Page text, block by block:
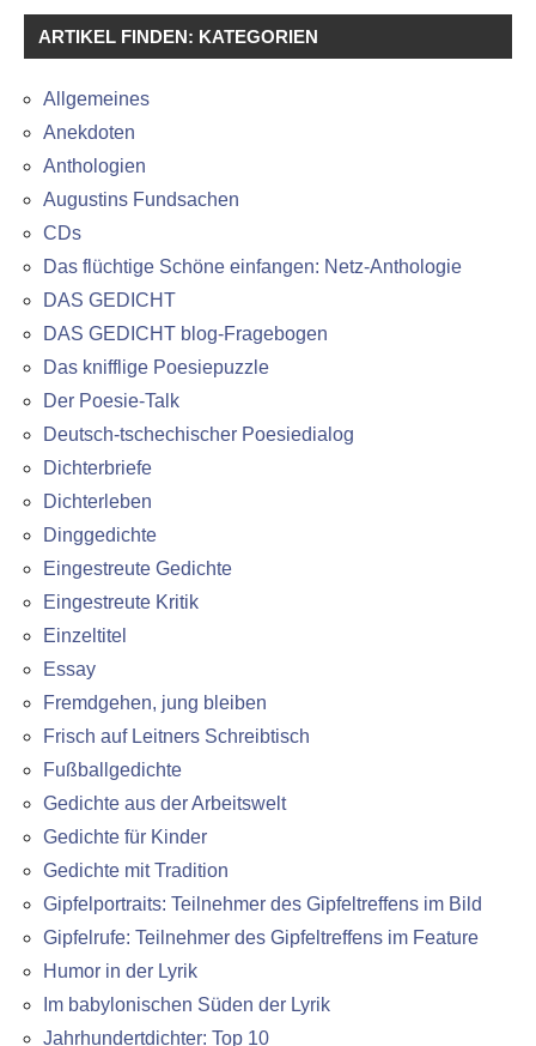
ARTIKEL FINDEN: KATEGORIEN
Allgemeines
Anekdoten
Anthologien
Augustins Fundsachen
CDs
Das flüchtige Schöne einfangen: Netz-Anthologie
DAS GEDICHT
DAS GEDICHT blog-Fragebogen
Das knifflige Poesiepuzzle
Der Poesie-Talk
Deutsch-tschechischer Poesiedialog
Dichterbriefe
Dichterleben
Dinggedichte
Eingestreute Gedichte
Eingestreute Kritik
Einzeltitel
Essay
Fremdgehen, jung bleiben
Frisch auf Leitners Schreibtisch
Fußballgedichte
Gedichte aus der Arbeitswelt
Gedichte für Kinder
Gedichte mit Tradition
Gipfelportraits: Teilnehmer des Gipfeltreffens im Bild
Gipfelrufe: Teilnehmer des Gipfeltreffens im Feature
Humor in der Lyrik
Im babylonischen Süden der Lyrik
Jahrhundertdichter: Top 10